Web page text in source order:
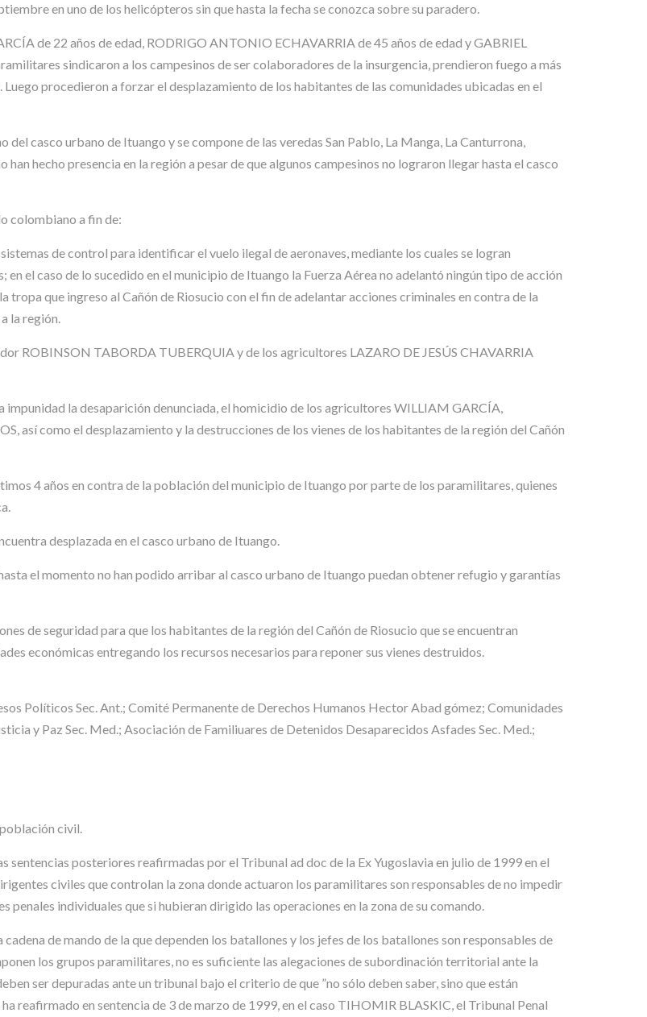
en uno de los helicópteros sin que hasta la fecha se conozca sobre su paradero.
de 22 años de edad, RODRIGO ANTONIO ECHAVARRIA de 45 años de edad y GABRIEL
sindicaron a los campesinos de ser colaboradores de la insurgencia, prendieron fuego a más
procedieron a forzar el desplazamiento de los habitantes de las comunidades ubicadas en el
del casco urbano de Ituango y se compone de las veredas San Pablo, La Manga, La Canturrona,
hecho presencia en la región a pesar de que algunos campesinos no lograron llegar hasta el casco
colombiano a fin de:
de control para identificar el vuelo ilegal de aeronaves, mediante los cuales se logran
el caso de lo sucedido en el municipio de Ituango la Fuerza Aérea no adelantó ningún tipo de acción
que ingreso al Cañón de Riosucio con el fin de adelantar acciones criminales en contra de la
la región.
ROBINSON TABORDA TUBERQUIA y de los agricultores LAZARO DE JESÚS CHAVARRIA
impunidad la desaparición denunciada, el homicidio de los agricultores WILLIAM GARCÍA,
así como el desplazamiento y la destrucciones de los vienes de los habitantes de la región del Cañón
4 años en contra de la población del municipio de Ituango por parte de los paramilitares, quienes
desplazada en el casco urbano de Ituango.
el momento no han podido arribar al casco urbano de Ituango puedan obtener refugio y garantías
de seguridad para que los habitantes de la región del Cañón de Riosucio que se encuentran
económicas entregando los recursos necesarios para reponer sus vienes destruidos.
Políticos Sec. Ant.; Comité Permanente de Derechos Humanos Hector Abad gómez; Comunidades
y Paz Sec. Med.; Asociación de Familiuares de Detenidos Desaparecidos Asfades Sec. Med.;
civil.
posteriores reafirmadas por el Tribunal ad doc de la Ex Yugoslavia en julio de 1999 en el
civiles que controlan la zona donde actuaron los paramilitares son responsables de no impedir
individuales que si hubieran dirigido las operaciones en la zona de su comando.
de mando de la que dependen los batallones y los jefes de los batallones son responsables de
los grupos paramilitares, no es suficiente las alegaciones de subordinación territorial ante la
ser depuradas ante un tribunal bajo el criterio de que ”no sólo deben saber, sino que están
reafirmado en sentencia de 3 de marzo de 1999, en el caso TIHOMIR BLASKIC, el Tribunal Penal